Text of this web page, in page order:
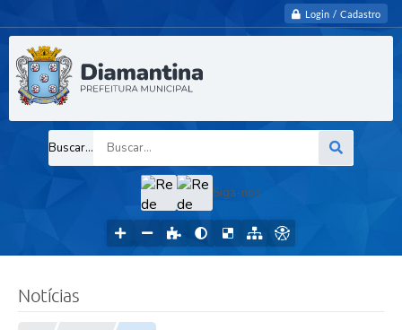
Login / Cadastro
Buscar...
Siga-nos
Notícias